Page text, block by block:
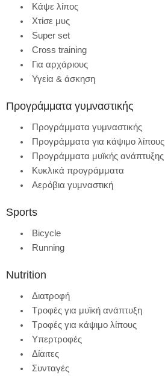
Κάψε λίπος
Χτίσε μυς
Super set
Cross training
Για αρχάριους
Υγεία & άσκηση
Προγράμματα γυμναστικής
Προγράμματα γυμναστικής
Προγράμματα για κάψιμο λίπους
Προγράμματα μυϊκής ανάπτυξης
Κυκλικά προγράμματα
Αερόβια γυμναστική
Sports
Bicycle
Running
Nutrition
Διατροφή
Τροφές για μυϊκή ανάπτυξη
Τροφές για κάψιμο λίπους
Υπερτροφές
Δίαιτες
Συνταγές